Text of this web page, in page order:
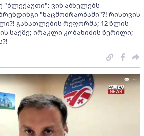
"ბლექაუთი": ვინ აბნელებს
"ნაცმოძრაობაში"?! რისთვის
განათლების რეფორმა; 12 წლის
საქმე; ირაკლი კობახიძის წერილი;